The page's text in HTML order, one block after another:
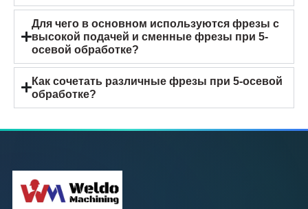
Для чего в основном используются фрезы с
высокой подачей и сменные фрезы при 5-
осевой обработке?
Как сочетать различные фрезы при 5-осевой
обработке?